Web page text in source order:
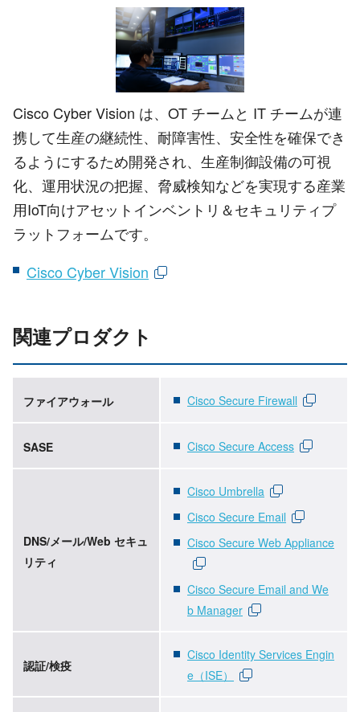
Cisco Cyber Vision は、OT チームと IT チームが連
携して生産の継続性、耐障害性、安全性を確保でき
るようにするため開発され、生産制御設備の可視
化、運用状況の把握、脅威検知などを実現する産業
用IoT向けアセットインベントリ＆セキュリティプ
ラットフォームです。
Cisco Cyber Vision
関連プロダクト
ファイアウォール Cisco Secure Firewall
SASE Cisco Secure Access
DNS/メール/Web セキュ
リティ
Cisco Umbrella
Cisco Secure Email
Cisco Secure Web Appliance
Cisco Secure Email and We
b Manager
認証/検疫
Cisco Identity Services Engin
e（ISE）